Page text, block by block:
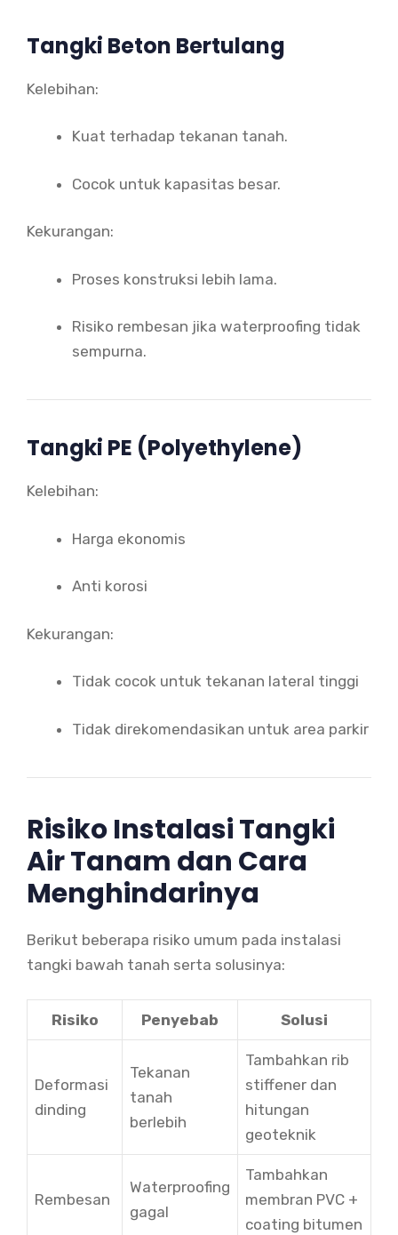
Tangki Beton Bertulang
Kelebihan:
Kuat terhadap tekanan tanah.
Cocok untuk kapasitas besar.
Kekurangan:
Proses konstruksi lebih lama.
Risiko rembesan jika waterproofing tidak
sempurna.
Tangki PE (Polyethylene)
Kelebihan:
Harga ekonomis
Anti korosi
Kekurangan:
Tidak cocok untuk tekanan lateral tinggi
Tidak direkomendasikan untuk area parkir
Risiko Instalasi Tangki
Air Tanam dan Cara
Menghindarinya
Berikut beberapa risiko umum pada instalasi
tangki bawah tanah serta solusinya:
Risiko Penyebab Solusi
Deformasi
dinding
Tekanan
tanah
berlebih
Tambahkan rib
stiffener dan
hitungan
geoteknik
Rembesan
Waterproofing
gagal
Tambahkan
membran PVC +
coating bitumen